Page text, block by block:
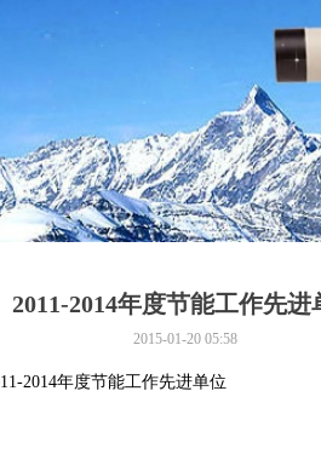
2011-2014年度节能工作先进
2015-01-20 05:58
2014年度节能工作先进单位